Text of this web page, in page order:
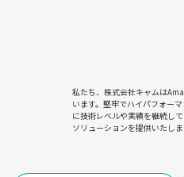
私たち、株式会社キャムは
います。堅牢でハイパフォー
に技術レベルや実績を継続し
ソリューションを提供いたしま